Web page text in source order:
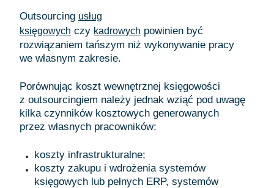
Outsourcing usług
księgowych czy kadrowych powinien być
rozwiązaniem tańszym niż wykonywanie pracy
we własnym zakresie.
Porównując koszt wewnętrznej księgowości
z outsourcingiem należy jednak wziąć pod uwagę
kilka czynników kosztowych generowanych
przez własnych pracowników:
koszty infrastrukturalne;
koszty zakupu i wdrożenia systemów
księgowych lub pełnych ERP, systemów